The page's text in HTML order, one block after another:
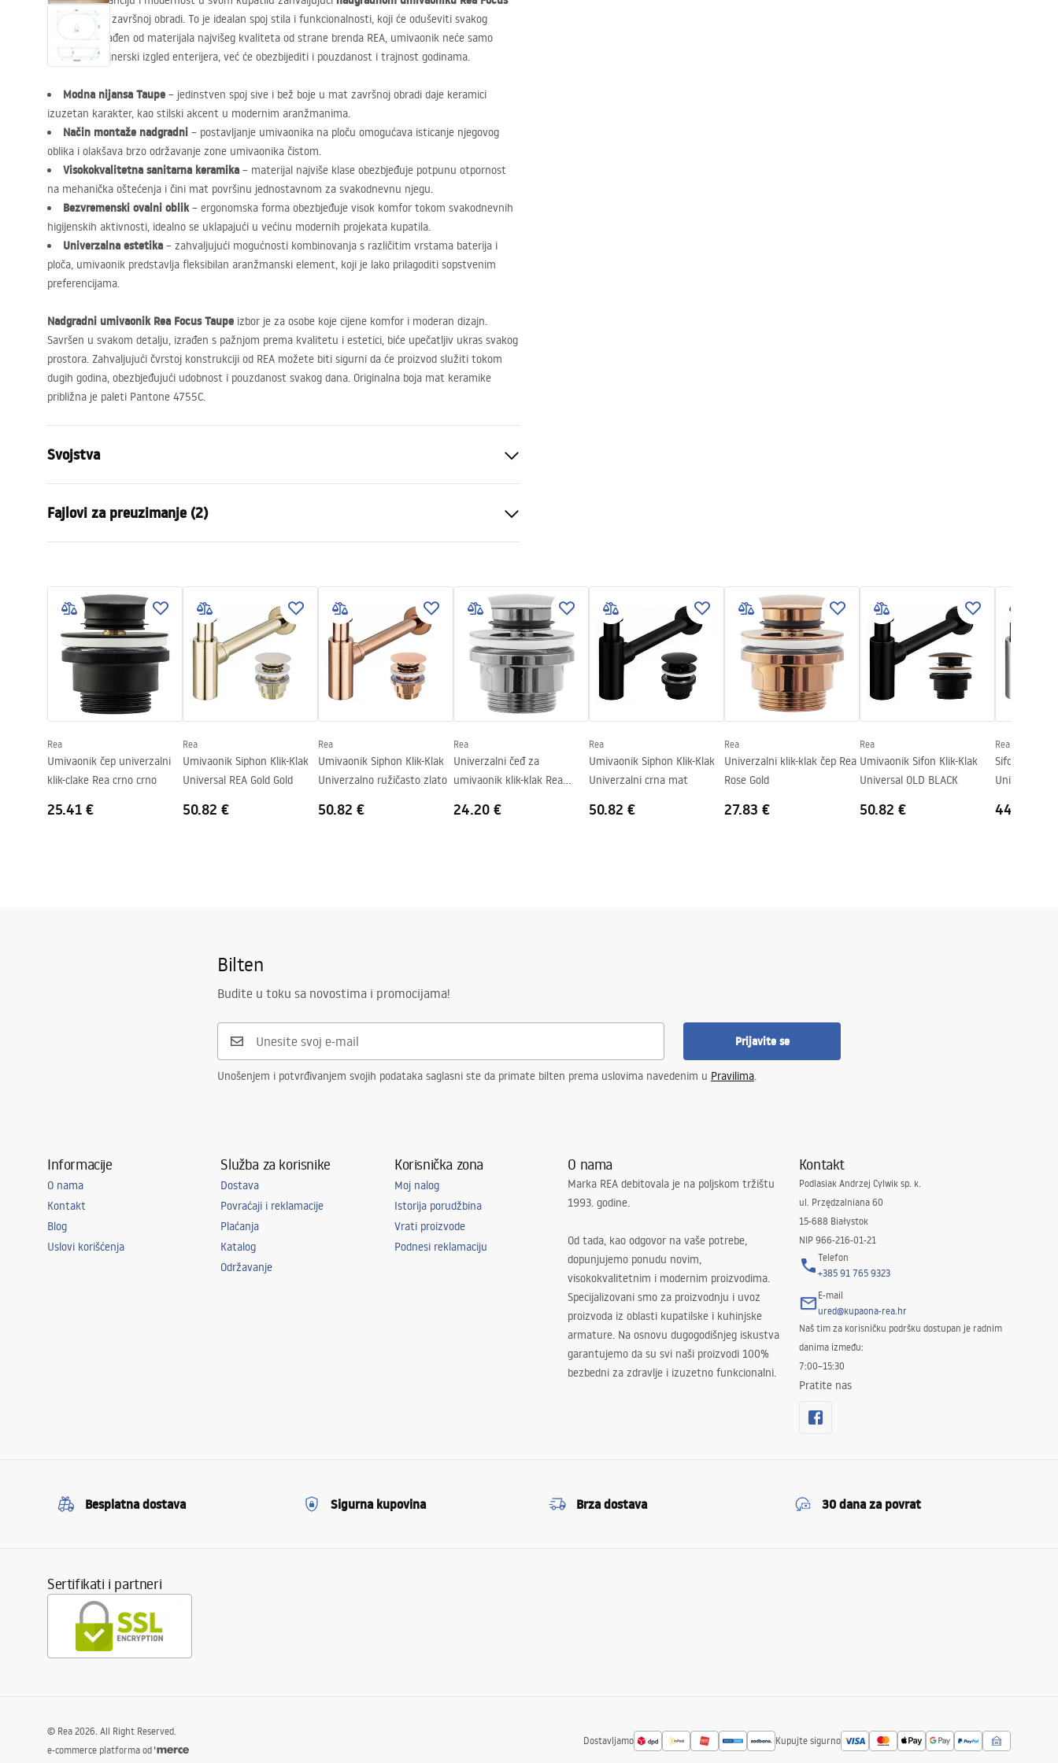
mat
završnoj obradi. To je idealan spoj stila i funkcionalnosti, koji će oduševiti svakog
korisnika. Izrađen od materijala najvišeg kvaliteta od strane brenda REA, umivaonik neće samo
naglasiti dizajnerski izgled enterijera, već će obezbijediti i pouzdanost i trajnost godinama.
Modna nijansa Taupe – jedinstven spoj sive i bež boje u mat završnoj obradi daje keramici
izuzetan karakter, kao stilski akcent u modernim aranžmanima.
Način montaže nadgradni – postavljanje umivaonika na ploču omogućava isticanje njegovog
oblika i olakšava brzo održavanje zone umivaonika čistom.
Visokokvalitetna sanitarna keramika – materijal najviše klase obezbjeđuje potpunu otpornost
na mehanička oštećenja i čini mat površinu jednostavnom za svakodnevnu njegu.
Bezvremenski ovalni oblik– ergonomska forma obezbjeđuje visok komfor tokom svakodnevnih
higijenskih aktivnosti, idealno se uklapajući u većinu modernih projekata kupatila.
Univerzalna estetika – zahvaljujući mogućnosti kombinovanja s različitim vrstama baterija i
ploča, umivaonik predstavlja fleksibilan aranžmanski element, koji je lako prilagoditi sopstvenim
preferencijama.
Nadgradni umivaonik Rea Focus Taupe izbor je za osobe koje cijene komfor i moderan dizajn.
Savršen u svakom detalju, izrađen s pažnjom prema kvalitetu i estetici, biće upečatljiv ukras svakog
prostora. Zahvaljujući čvrstoj konstrukciji od REA možete biti sigurni da će proizvod služiti tokom
dugih godina, obezbjeđujući udobnost i pouzdanost svakog dana. Originalna boja mat keramike
približna je paleti Pantone 4755C.
Svojstva
Materijal
Boja
Bež, Imitacija kamena
Duljina
Širina
345
mm
Visina
mm
Oblik
Otvor za slavinu
Ne
Rupa za prelijevanje
Fajlovi za preuzimanje (2)
Basin.pdf
Warranty_Terms_and_Conditions_
Basins_-_5.pdf
Rea
Umivaonik čep univerzalni
klik-clake Rea crno crno
25.41 €
Rea
Umivaonik Siphon Klik-Klak
Universal REA Gold Gold
50.82 €
Rea
Umivaonik Siphon Klik-Klak
Univerzalno ružičasto zlato
50.82 €
Rea
Univerzalni čeđ za
umivaonik klik-klak Rea
24.20 €
Rea
Umivaonik Siphon Klik-Klak
Univerzalni crna mat
50.82 €
Rea
Univerzalni klik-klak čep Rea
Rose Gold
27.83 €
Rea
Umivaonik Sifon Klik-Klak
Universal OLD BLACK
50.82 €
Rea
Sifon za
Universal
44.77 €
Bilten
Budite u toku sa novostima i promocijama!
Prijavite se
Unošenjem i potvrđivanjem svojih podataka saglasni ste da primate bilten prema uslovima navedenim u Pravilima.
Informacije
O nama
Kontakt
Blog
Uslovi korišćenja
Služba za korisnike
Dostava
Povraćaji i reklamacije
Plaćanja
Katalog
Održavanje
Korisnička zona
Moj nalog
Istorija porudžbina
Vrati proizvode
Podnesi reklamaciju
O nama
Marka REA debitovala je na poljskom tržištu
1993. godine.
Od tada, kao odgovor na vaše potrebe,
dopunjujemo ponudu novim,
visokokvalitetnim i modernim proizvodima.
Specijalizovani smo za proizvodnju i uvoz
proizvoda iz oblasti kupatilske i kuhinjske
armature. Na osnovu dugogodišnjeg iskustva
garantujemo da su svi naši proizvodi 100%
bezbedni za zdravlje i izuzetno funkcionalni.
Kontakt
Podlasiak Andrzej Cylwik sp. k.
ul. Przędzalniana 60
15-688 Białystok
NIP 966-216-01-21
Telefon
+385 91 765 9323
E-mail
ured@kupaona-rea.hr
Naš tim za korisničku podršku dostupan je radnim
danima između:
7:00–15:30
Pratite nas
Besplatna dostava Sigurna kupovina Brza dostava 30 dana za povrat
Sertifikati i partneri
Dostavljamo Kupujte sigurno
© Rea 2026. All Right Reserved.
e-commerce platforma od